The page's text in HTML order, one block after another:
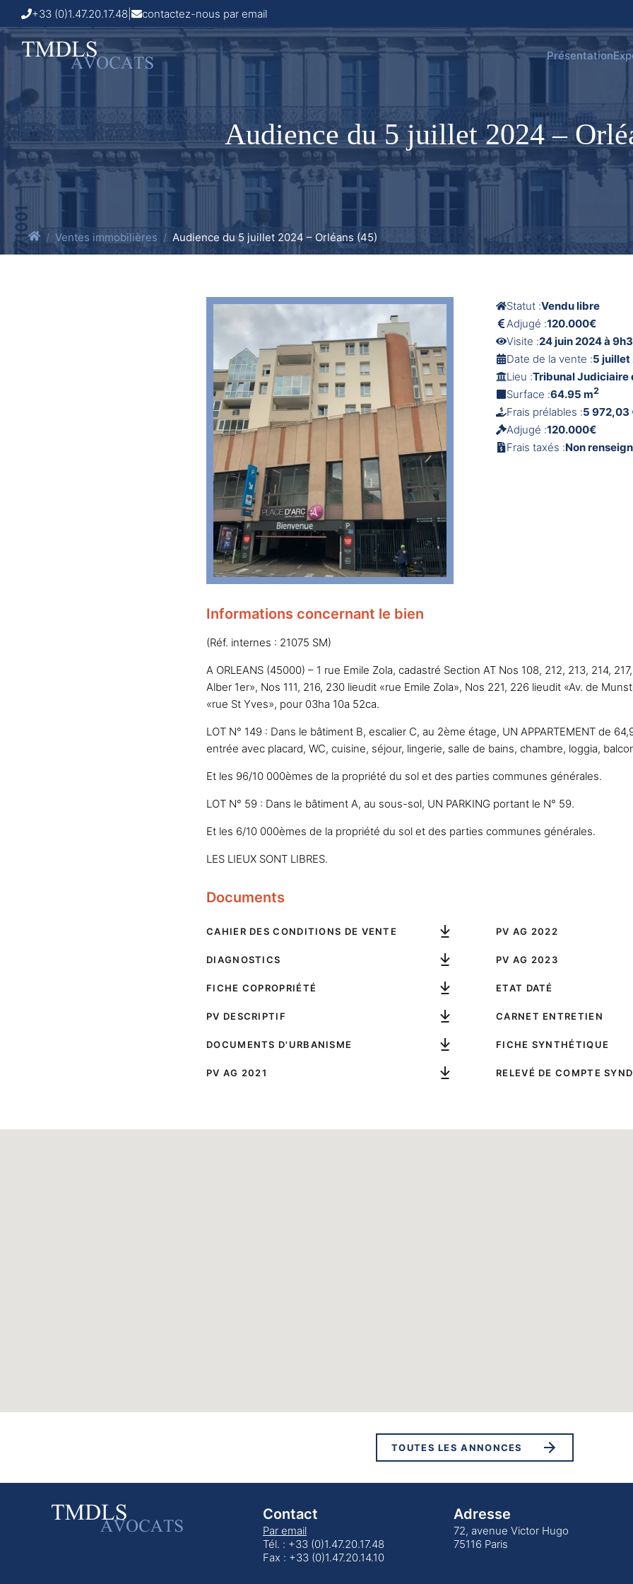
+33 (0)1.47.20.17.48 contactez-nous par email
Présentation
Audience du 5 juillet 2024 –
Ventes immobilières Audience du 5 juillet 2024 – Orléans (45)
Statut :Vendu libre
Adjugé :120.000€
Visite :24 juin 2024 à
Date de la vente :5 juillet
Lieu :Tribunal Judiciaire
Surface :64.95 m2
Frais prélables :5 972,03
Adjugé :120.000€
Frais taxés :Non
Informations concernant le bien
(Réf. internes : 21075 SM)
A ORLEANS (45000) – 1 rue Emile Zola, cadastré Section AT Nos 108, 212, 213, 214,
Alber 1er», Nos 111, 216, 230 lieudit «rue Emile Zola», Nos 221, 226 lieudit «Av. de
«rue St Yves», pour 03ha 10a 52ca.
LOT N° 149 : Dans le bâtiment B, escalier C, au 2ème étage, UN APPARTEMENT de
entrée avec placard, WC, cuisine, séjour, lingerie, salle de bains, chambre, loggia,
Et les 96/10 000èmes de la propriété du sol et des parties communes générales.
LOT N° 59 : Dans le bâtiment A, au sous-sol, UN PARKING portant le N° 59.
Et les 6/10 000èmes de la propriété du sol et des parties communes générales.
LES LIEUX SONT LIBRES.
Documents
CAHIER DES CONDITIONS DE VENTE
DIAGNOSTICS
FICHE COPROPRIÉTÉ
PV DESCRIPTIF
DOCUMENTS D'URBANISME
PV AG 2021
PV AG 2022
PV AG 2023
ETAT DATÉ
CARNET ENTRETIEN
FICHE SYNTHÉTIQUE
RELEVÉ DE COMPTE
TOUTES LES ANNONCES
Contact
Par email
Tél. : +33 (0)1.47.20.17.48
Fax : +33 (0)1.47.20.14.10
Adresse
72, avenue Victor Hugo
75116 Paris